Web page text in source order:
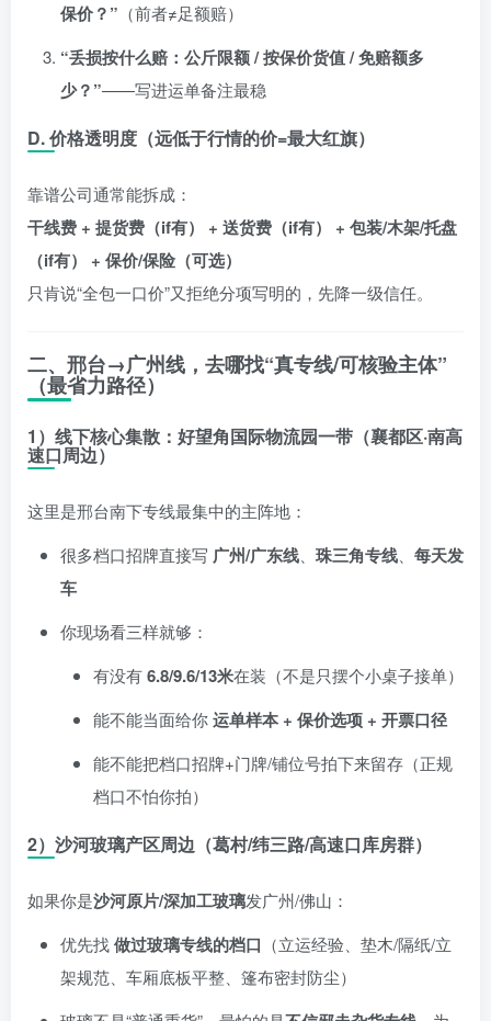
保价？” （前者≠足额赔）
“丢损按什么赔：公斤限额 / 按保价货值 / 免赔额多
少？”——写进运单备注最稳
D. 价格透明度（远低于行情的价=最大红旗）
靠谱公司通常能拆成：
干线费 + 提货费（if有） + 送货费（if有） + 包装/木架/托盘
（if有） + 保价/保险（可选）
只肯说“全包一口价”又拒绝分项写明的，先降一级信任。
二、邢台→广州线，去哪找“真专线/可核验主体”
（最省力路径）
1）线下核心集散：好望角国际物流园一带（襄都区·南高
速口周边）
这里是邢台南下专线最集中的主阵地：
很多档口招牌直接写 广州/广东线 珠三角专线
每天发
车
你现场看三样就够：
有没有6.8/9.6/13米在装（不是只摆个小桌子接单）
能不能当面给你运单样本 + 保价选项 + 开票口径
能不能把档口招牌+门牌/铺位号拍下来留存（正规
档口不怕你拍）
2）沙河玻璃产区周边（葛村/纬三路/高速口库房群）
如果你是沙河原片/深加工玻璃发广州/佛山：
优先找做过玻璃专线的档口 （立运经验、垫木/隔纸/立
架规范、车厢底板平整、篷布密封防尘）